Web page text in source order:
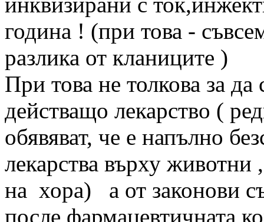
година ! (при това -
разлика от кланиците )
При това не толкова за
действащо лекарство (
обявяват, че е напълно
лекарства върху животни
на хора) а от законови
после фармацевтичната